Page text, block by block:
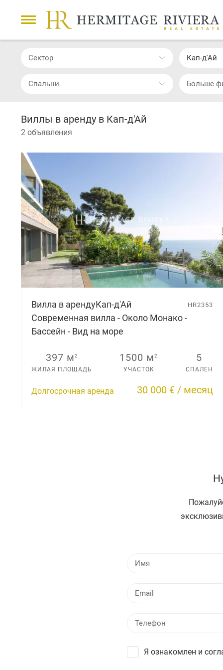
Сектор Кап-д'Ай
Cпальни Больше
Виллы в аренду в Кап-д'Ай
2 объявления
Вилла в арендуКап-д'Ай
Современная вилла - Около Монако -
Бассейн - Вид на море
HR2353
397 м2
ЖИЛАЯ ПЛОЩАДЬ
1500 м2
УЧАСТОК
5
СПАЛЕН
Долгосрочная аренда 30 000 € / месяц
Я ознакомлен и